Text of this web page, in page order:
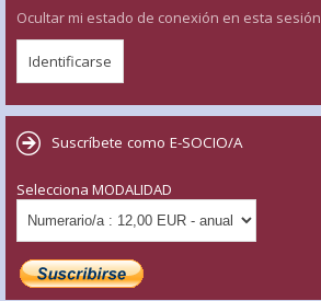
Ocultar mi estado de conexión en esta sesión
Suscríbete como E-SOCIO/A
Selecciona MODALIDAD